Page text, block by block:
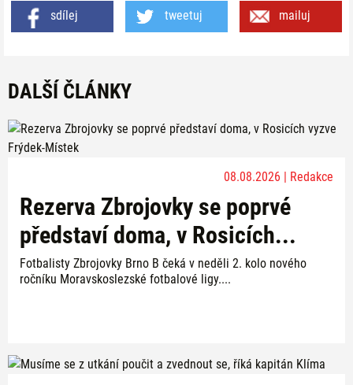
sdílej tweetuj mailuj
DALŠÍ ČLÁNKY
08.08.2026 | Redakce
Rezerva Zbrojovky se poprvé
představí doma, v Rosicích...
Fotbalisty Zbrojovky Brno B čeká v neděli 2. kolo nového
ročníku Moravskoslezské fotbalové ligy....